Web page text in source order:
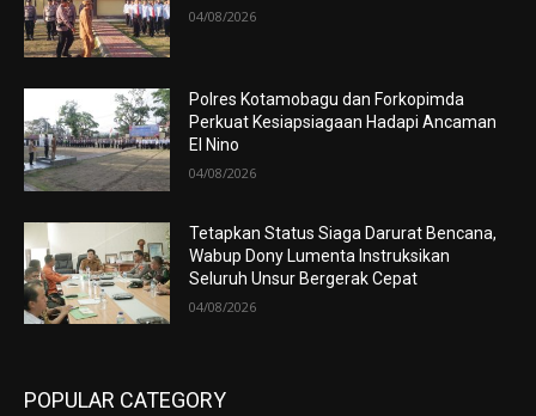
04/08/2026
Polres Kotamobagu dan Forkopimda
Perkuat Kesiapsiagaan Hadapi Ancaman
El Nino
04/08/2026
Tetapkan Status Siaga Darurat Bencana,
Wabup Dony Lumenta Instruksikan
Seluruh Unsur Bergerak Cepat
04/08/2026
POPULAR CATEGORY